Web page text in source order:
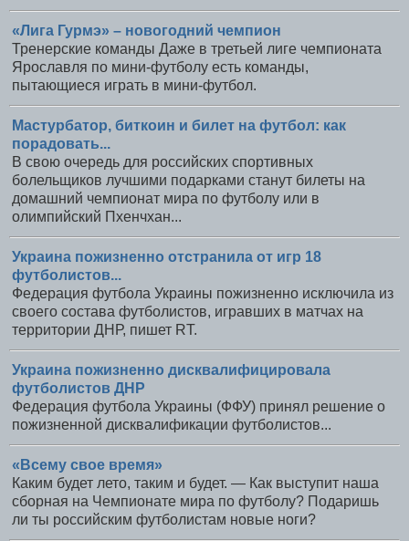
«Лига Гурмэ» – новогодний чемпион
Тренерские команды Даже в третьей лиге чемпионата
Ярославля по мини-футболу есть команды,
пытающиеся играть в мини-футбол.
Мастурбатор, биткоин и билет на футбол: как
порадовать...
В свою очередь для российских спортивных
болельщиков лучшими подарками станут билеты на
домашний чемпионат мира по футболу или в
олимпийский Пхенчхан...
Украина пожизненно отстранила от игр 18
футболистов...
Федерация футбола Украины пожизненно исключила из
своего состава футболистов, игравших в матчах на
территории ДНР, пишет RT.
Украина пожизненно дисквалифицировала
футболистов ДНР
Федерация футбола Украины (ФФУ) принял решение о
пожизненной дисквалификации футболистов...
«Всему свое время»
Каким будет лето, таким и будет. — Как выступит наша
сборная на Чемпионате мира по футболу? Подаришь
ли ты российским футболистам новые ноги?